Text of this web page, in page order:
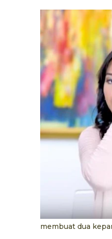
membuat dua